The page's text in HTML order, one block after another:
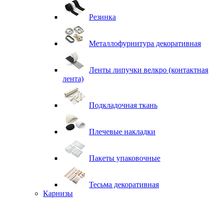
Резинка
Металлофурнитура декоративная
Ленты липучки велкро (контактная
лента)
Подкладочная ткань
Плечевые накладки
Пакеты упаковочные
Тесьма декоративная
Карнизы